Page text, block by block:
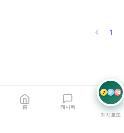
1
홈 캐시톡
7 21 42
캐시로또